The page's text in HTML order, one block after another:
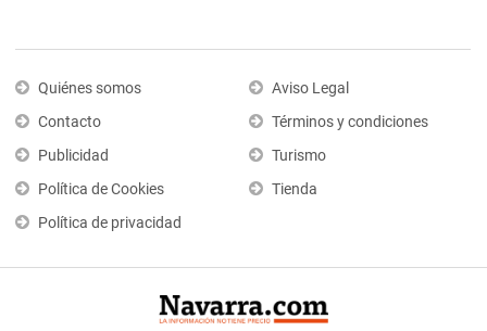
Quiénes somos
Contacto
Publicidad
Política de Cookies
Política de privacidad
Aviso Legal
Términos y condiciones
Turismo
Tienda